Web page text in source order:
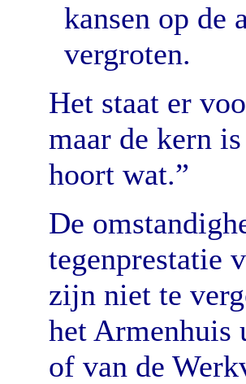
kansen op de
vergroten.
Het staat er
maar de kern
hoort wat.”
De
tegenprestatie
zijn niet te
het Armenhuis
of van de